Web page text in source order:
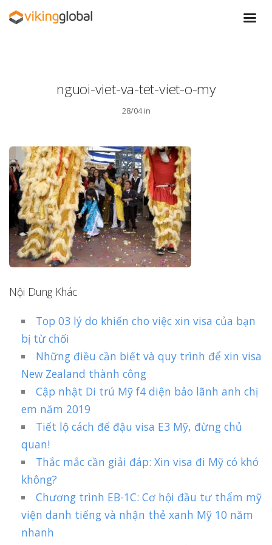
nguoi-viet-va-tet-viet-o-my
28/04 in
Nội Dung Khác
Top 03 lý do khiến cho việc xin visa của bạn
bị từ chối
Những điều cần biết và quy trình để xin visa
New Zealand thành công
Cập nhật Di trú Mỹ f4 diện bảo lãnh anh chị
em năm 2019
Tiết lộ cách để đậu visa E3 Mỹ, đừng chủ
quan!
Thắc mắc cần giải đáp: Xin visa đi Mỹ có khó
không?
Chương trình EB-1C: Cơ hội đầu tư thẩm mỹ
viện danh tiếng và nhận thẻ xanh Mỹ 10 năm
nhanh